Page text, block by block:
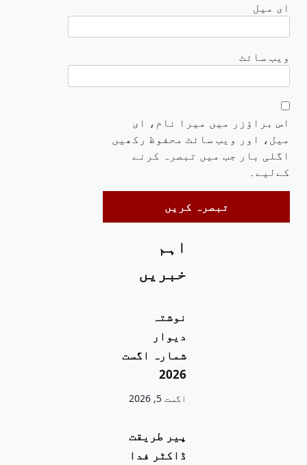
ای میل
ویب‌ سائٹ
اس براؤزر میں میرا نام، ای
میل، اور ویب سائٹ محفوظ رکھیں
اگلی بار جب میں تبصرہ کرنے
کےلیے۔
اہم
خبریں
نوشتہ
دیوار
شمارہ اگست
2026
اگست 5, 2026
پیر طریقت
ڈاکٹر فدا